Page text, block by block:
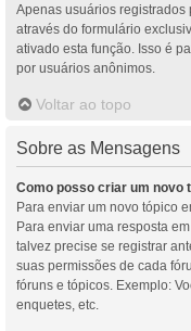
Apenas usuários
através do formulário
ativado esta função. Isso é
por usuários anônimos.
Voltar ao topo
Sobre as Mensagens
Como posso criar um novo
Para enviar um novo tópico
Para enviar uma resposta
talvez precise se registrar
suas permissões de cada
fóruns e tópicos. Exemplo:
enquetes, etc.